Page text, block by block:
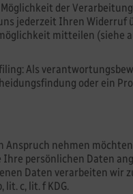
der
jederzeit Ihren Widerruf
mitteilen (siehe
Als
oder ein
Anspruch nehmen
persönlichen Daten
Daten verarbeiten wir
c, lit. f KDG.